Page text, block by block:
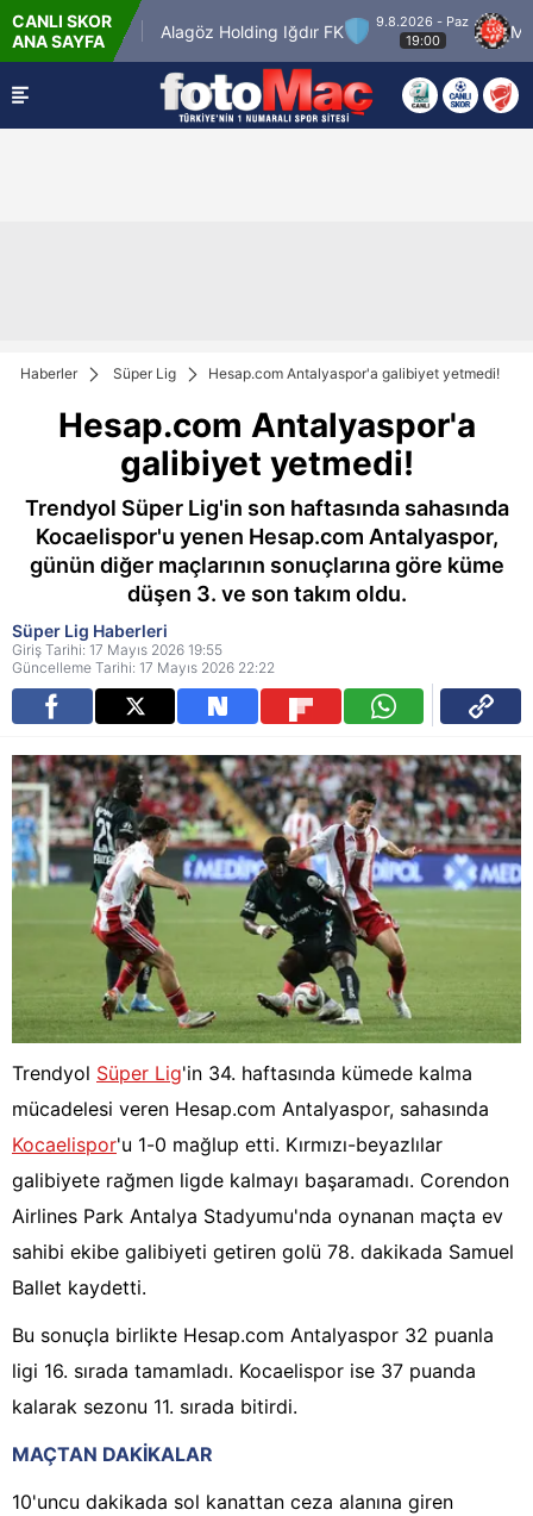
CANLI SKOR
ANA SAYFA
Alagöz Holding Iğdır FK
9.8.2026 - Paz
19:00
Haberler Süper Lig Hesap.com Antalyaspor'a galibiyet yetmedi!
Hesap.com Antalyaspor'a
galibiyet yetmedi!
Trendyol Süper Lig'in son haftasında sahasında
Kocaelispor'u yenen Hesap.com Antalyaspor,
günün diğer maçlarının sonuçlarına göre küme
düşen 3. ve son takım oldu.
Süper Lig Haberleri
Giriş Tarihi: 17 Mayıs 2026 19:55
Güncelleme Tarihi: 17 Mayıs 2026 22:22
Trendyol Süper Lig'in 34. haftasında kümede kalma
mücadelesi veren Hesap.com Antalyaspor, sahasında
Kocaelispor'u 1-0 mağlup etti. Kırmızı-beyazlılar
galibiyete rağmen ligde kalmayı başaramadı. Corendon
Airlines Park Antalya Stadyumu'nda oynanan maçta ev
sahibi ekibe galibiyeti getiren golü 78. dakikada Samuel
Ballet kaydetti.
Bu sonuçla birlikte Hesap.com Antalyaspor 32 puanla
ligi 16. sırada tamamladı. Kocaelispor ise 37 puanda
kalarak sezonu 11. sırada bitirdi.
MAÇTAN DAKİKALAR
10'uncu dakikada sol kanattan ceza alanına giren